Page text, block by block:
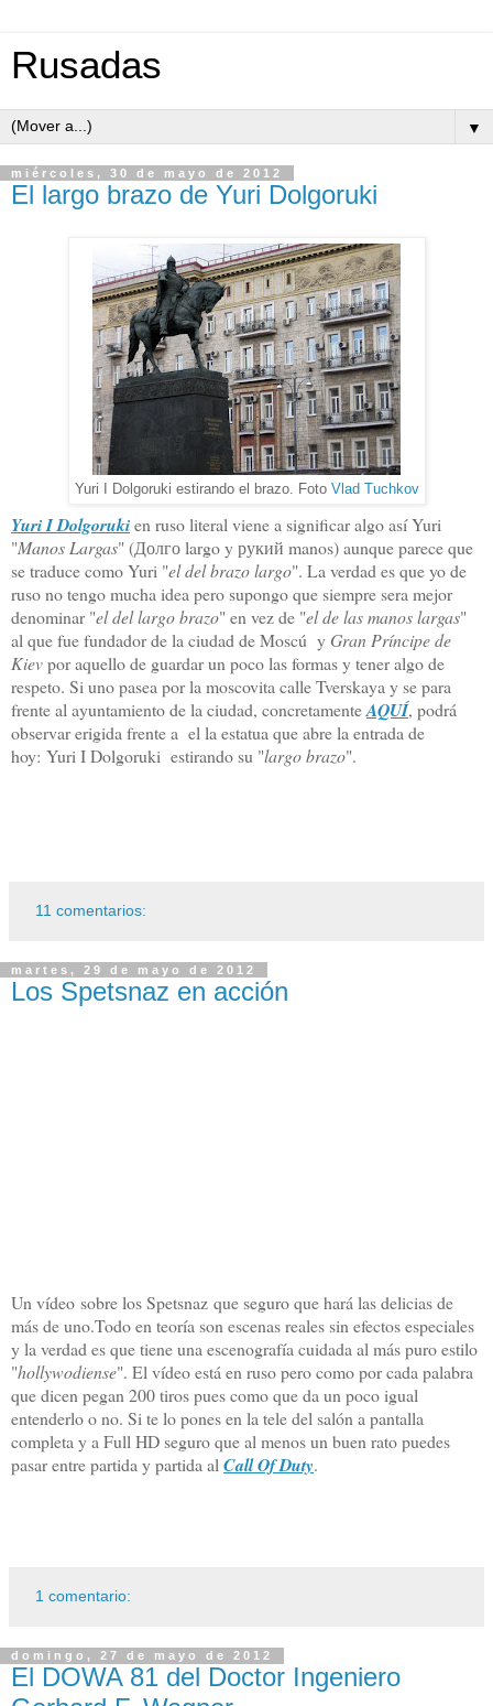
Rusadas
▼
miércoles, 30 de mayo de 2012
El largo brazo de Yuri Dolgoruki
Yuri I Dolgoruki estirando el brazo. Foto Vlad Tuchkov
Yuri I Dolgorukien ruso literal viene a significar algo así Yuri
"Manos Largas" (Долго largo y рукий manos) aunque parece que
se traduce como Yuri "el del brazo largo". La verdad es que yo de
ruso no tengo mucha idea pero supongo que siempre sera mejor
denominar "el del largo brazo" en vez de "el de las manos largas"
al que fue fundador de la ciudad de Moscú y Gran Príncipe de
Kievpor aquello de guardar un poco las formas y tener algo de
respeto. Si uno pasea por la moscovita calle Tverskaya y se para
frente al ayuntamiento de la ciudad, concretamenteAQUÍ, podrá
observar erigida frente a el la estatua que abre la entrada de
hoy: Yuri I Dolgoruki estirando su "largo brazo".
11 comentarios:
martes, 29 de mayo de 2012
Los Spetsnaz en acción
Un vídeo sobre los Spetsnaz que seguro que hará las delicias de
más de uno.Todo en teoría son escenas reales sin efectos especiales
y la verdad es que tiene una escenografía cuidada al más puro estilo
"hollywodiense". El vídeo está en ruso pero como por cada palabra
que dicen pegan 200 tiros pues como que da un poco igual
entenderlo o no. Si te lo pones en la tele del salón a pantalla
completa y a Full HD seguro que al menos un buen rato puedes
pasar entre partida y partida alCall Of Duty.
1 comentario:
domingo, 27 de mayo de 2012
El DOWA 81 del Doctor Ingeniero